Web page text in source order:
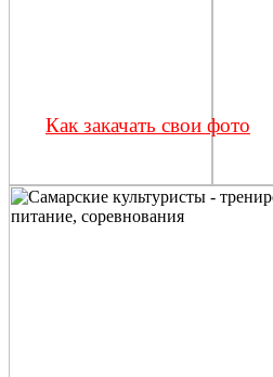
Как закачать свои фото